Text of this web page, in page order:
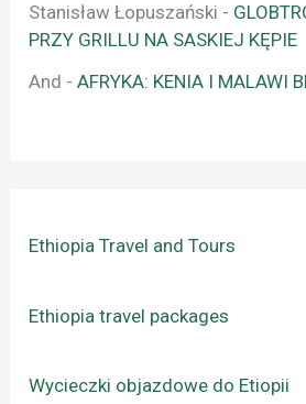
Stanisław Łopuszański -
PRZY GRILLU NA SASKIEJ KĘPIE
And -AFRYKA: KENIA I MALAWI
Ethiopia Travel and Tours
Ethiopia travel packages
Wycieczki objazdowe do Etiopii